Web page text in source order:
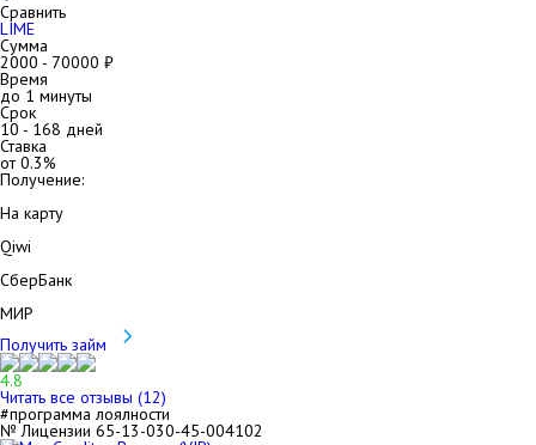
Сравнить
LIME
Сумма
2000 - 70000 ₽
Время
до 1 минуты
Срок
10 - 168 дней
Ставка
от0.3%
Получение:
На карту
Qiwi
СберБанк
МИР
Получить займ
4.8
Читать все отзывы (12)
#программа лоялности
№ Лицензии 65-13-030-45-004102